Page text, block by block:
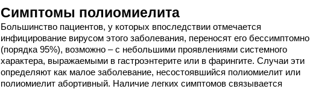
Симптомы полиомиелита
Большинство пациентов, у которых впоследствии отмечается
инфицирование вирусом этого заболевания, переносят его бессимптомно
(порядка 95%), возможно – с небольшими проявлениями системного
характера, выражаемыми в гастроэнтерите или в фарингите. Случаи эти
определяют как малое заболевание, несостоявшийся полиомиелит или
полиомиелит абортивный. Наличие легких симптомов связывается